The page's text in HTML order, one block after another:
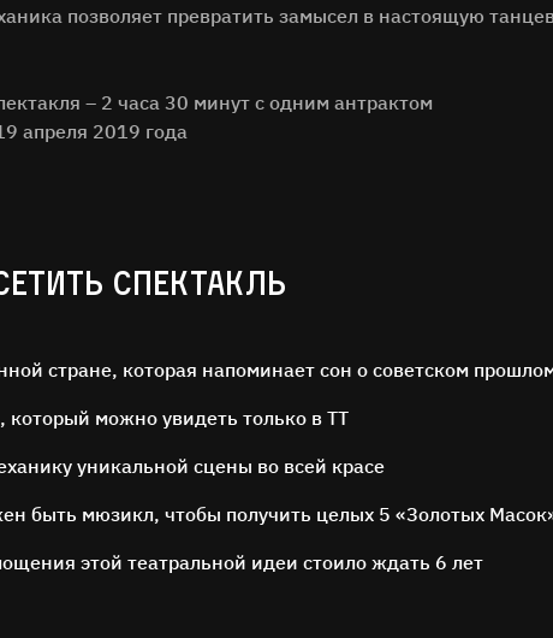
позволяет превратить замысел в настоящую
– 2 часа 30 минут с одним антрактом
апреля 2019 года
СПЕКТАКЛЬ
стране, которая напоминает сон о советском
который можно увидеть только в ТТ
уникальной сцены во всей красе
быть мюзикл, чтобы получить целых 5 «Золотых
этой театральной идеи стоило ждать 6 лет